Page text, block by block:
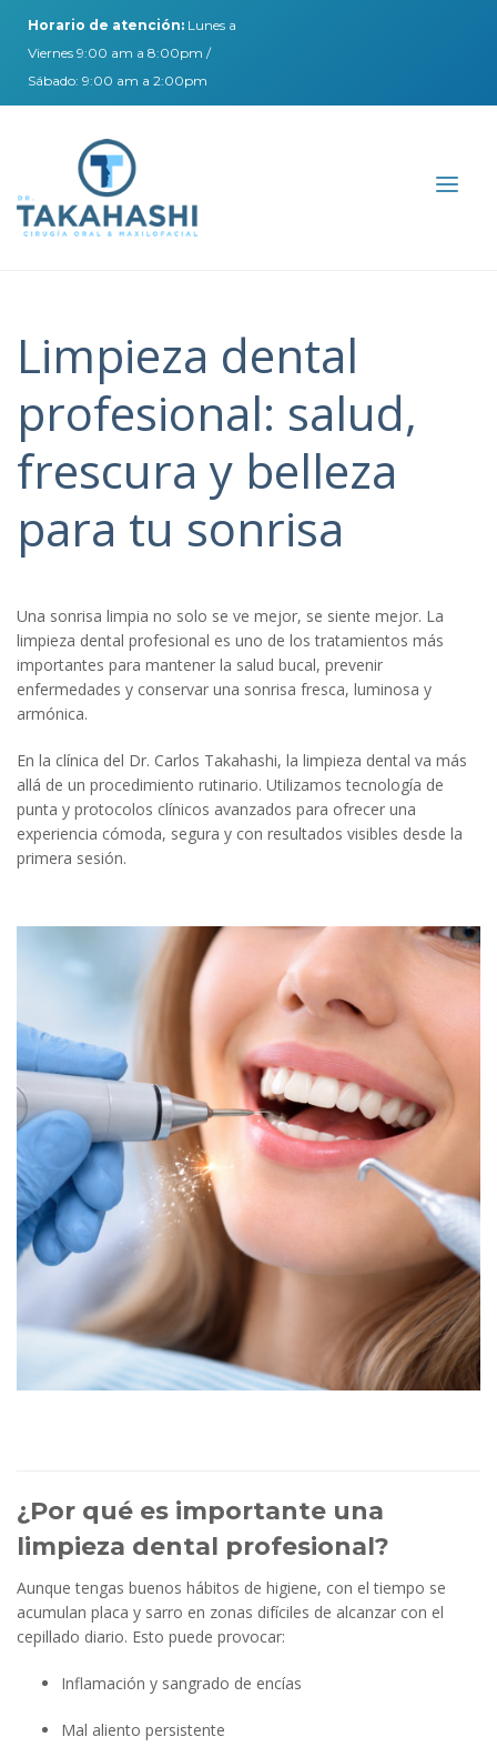
Horario de atención: Lunes a
Viernes 9:00 am a 8:00pm /
Sábado: 9:00 am a 2:00pm
Limpieza dental
profesional: salud,
frescura y belleza
para tu sonrisa
Una sonrisa limpia no solo se ve mejor, se siente mejor. La
limpieza dental profesional es uno de los tratamientos más
importantes para mantener la salud bucal, prevenir
enfermedades y conservar una sonrisa fresca, luminosa y
armónica.
En la clínica del Dr. Carlos Takahashi, la limpieza dental va más
allá de un procedimiento rutinario. Utilizamos tecnología de
punta y protocolos clínicos avanzados para ofrecer una
experiencia cómoda, segura y con resultados visibles desde la
primera sesión.
¿Por qué es importante una
limpieza dental profesional?
Aunque tengas buenos hábitos de higiene, con el tiempo se
acumulan placa y sarro en zonas difíciles de alcanzar con el
cepillado diario. Esto puede provocar:
Inflamación y sangrado de encías
Mal aliento persistente